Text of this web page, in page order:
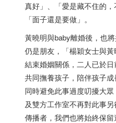
真好」、「愛是藏不住的，
「面子還是要做」。
黃曉明與baby離婚後，也
仍是朋友，「楊穎女士與
結束婚姻關係，二人已於
共同撫養孩子，陪伴孩子
同時避免此事過度叨擾大
及雙方工作室不再對此事另
傳播者，我們也將始終保